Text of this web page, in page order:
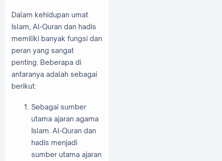
Dalam kehidupan umat
Islam, Al-Quran dan hadis
memiliki banyak fungsi dan
peran yang sangat
penting. Beberapa di
antaranya adalah sebagai
berikut:
Sebagai sumber
utama ajaran agama
Islam. Al-Quran dan
hadis menjadi
sumber utama ajaran